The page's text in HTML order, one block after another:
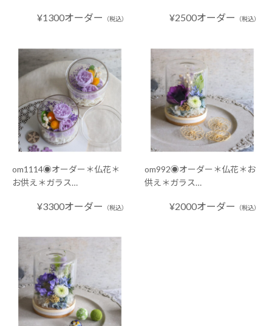
¥1300オーダー （税込） ¥2500オーダー （税込）
om1114◉オーダー＊仏花＊
お供え＊ガラス…
¥3300オーダー （税込）
om992◉オーダー＊仏花＊お
供え＊ガラス…
¥2000オーダー （税込）